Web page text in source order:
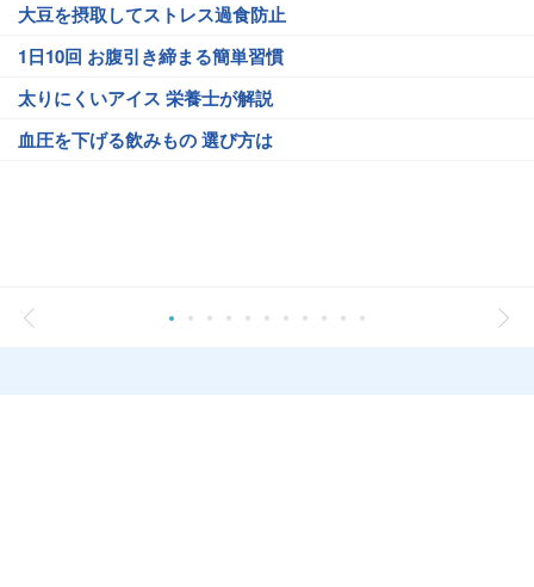
大豆を摂取してストレス過食防止
1日10回 お腹引き締まる簡単習慣
太りにくいアイス 栄養士が解説
血圧を下げる飲みもの 選び方は